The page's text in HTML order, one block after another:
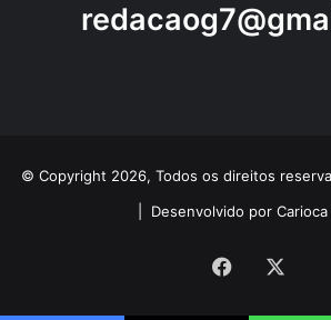
© Copyright 2026, Todos os direitos
Desenvolvido por
Facebook